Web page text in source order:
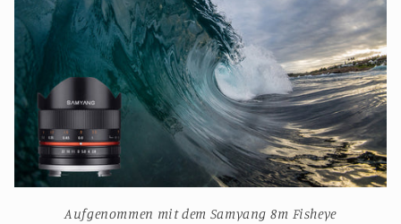
Aufgenommen mit dem Samyang 8m Fisheye